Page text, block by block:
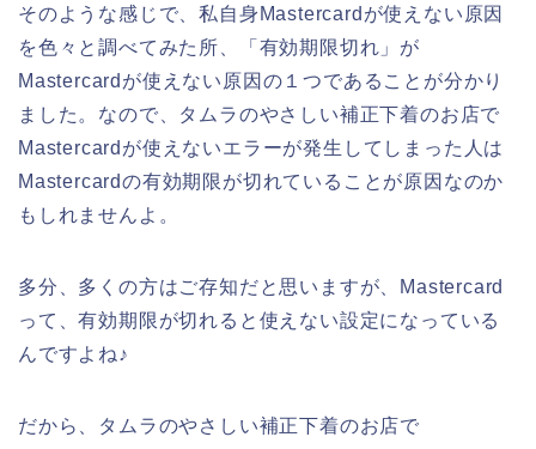
そのような感じで、私自身Mastercardが使えない原因
を色々と調べてみた所、「有効期限切れ」が
Mastercardが使えない原因の１つであることが分かり
ました。なので、タムラのやさしい補正下着のお店で
Mastercardが使えないエラーが発生してしまった人は
Mastercardの有効期限が切れていることが原因なのか
もしれませんよ。
多分、多くの方はご存知だと思いますが、Mastercard
って、有効期限が切れると使えない設定になっている
んですよね♪
だから、タムラのやさしい補正下着のお店で